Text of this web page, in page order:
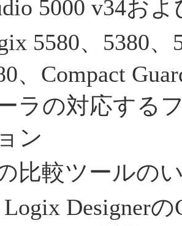
5000 v34お
5580、5380、
、Compact
ラの対応する
ン
比較ツールの
Logix Designerの